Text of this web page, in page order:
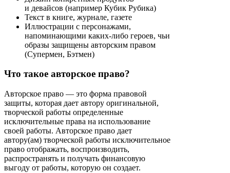
и девайсов (например Кубик Рубика)
Текст в книге, журнале, газете
Иллюстрации с персонажами,
напоминающими каких-либо героев, чьи
образы защищены авторским правом
(Супермен, Бэтмен)
Что такое авторское право?
Авторское право — это форма правовой
защиты, которая дает автору оригинальной,
творческой работы определенные
исключительные права на использование
своей работы. Авторское право дает
автору(ам) творческой работы исключительное
право отображать, воспроизводить,
распространять и получать финансовую
выгоду от работы, которую он создает.